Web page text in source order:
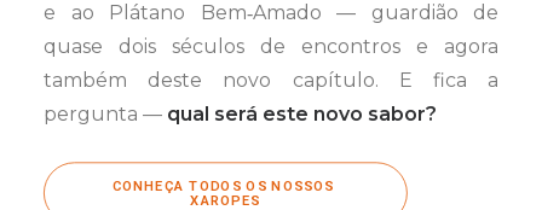
e ao Plátano Bem‑Amado — guardião de
quase dois séculos de encontros e agora
também deste novo capítulo. E fica a
pergunta — qual será este novo sabor?
CONHEÇA TODOS OS NOSSOS
XAROPES